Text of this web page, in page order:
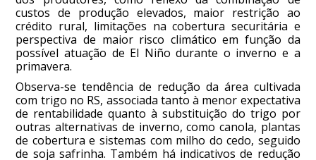
custos de produção elevados, maior restrição ao
crédito rural, limitações na cobertura securitária e
perspectiva de maior risco climático em função da
possível atuação de El Niño durante o inverno e a
primavera.
Observa-se tendência de redução da área cultivada
com trigo no RS, associada tanto à menor expectativa
de rentabilidade quanto à substituição do trigo por
outras alternativas de inverno, como canola, plantas
de cobertura e sistemas com milho do cedo, seguido
de soja safrinha. Também há indicativos de redução